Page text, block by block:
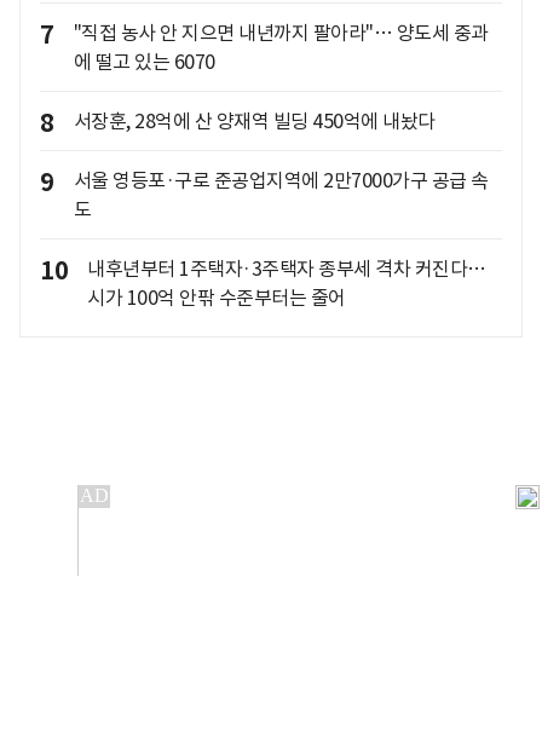
7
"직접 농사 안 지으면 내년까지 팔아라"… 양도세 중과
에 떨고 있는 6070
8 서장훈, 28억에 산 양재역 빌딩 450억에 내놨다
9
서울 영등포·구로 준공업지역에 2만7000가구 공급 속
도
10
내후년부터 1주택자·3주택자 종부세 격차 커진다…
시가 100억 안팎 수준부터는 줄어